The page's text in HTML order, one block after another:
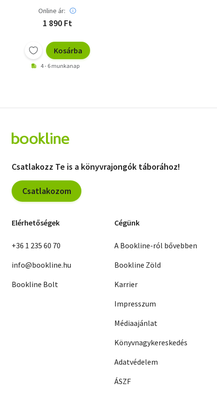
Online ár:
1 890 Ft
Kosárba
4 - 6 munkanap
Csatlakozz Te is a könyvrajongók táborához!
Csatlakozom
Elérhetőségek
+36 1 235 60 70
info@bookline.hu
Bookline Bolt
Cégünk
A Bookline-ról bővebben
Bookline Zöld
Karrier
Impresszum
Médiaajánlat
Könyvnagykereskedés
Adatvédelem
ÁSZF